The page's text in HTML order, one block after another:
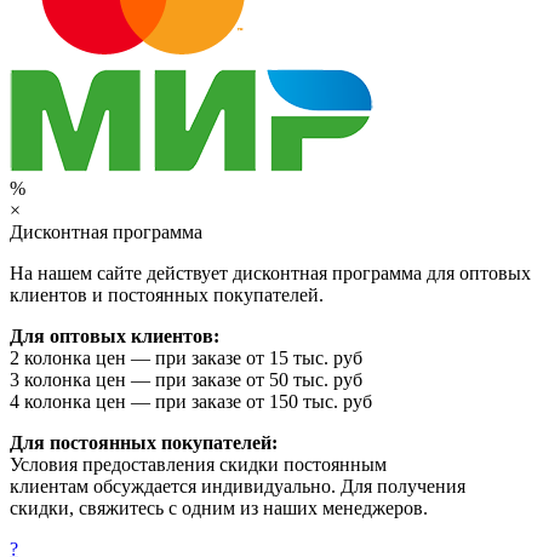
%
×
Дисконтная программа
На нашем сайте действует дисконтная программа для оптовых
клиентов и постоянных покупателей.
Для оптовых клиентов:
2 колонка цен — при заказе от 15 тыс. руб
3 колонка цен — при заказе от 50 тыс. руб
4 колонка цен — при заказе от 150 тыс. руб
Для постоянных покупателей:
Условия предоставления скидки постоянным
клиентам обсуждается индивидуально. Для получения
скидки, свяжитесь с одним из наших менеджеров.
?